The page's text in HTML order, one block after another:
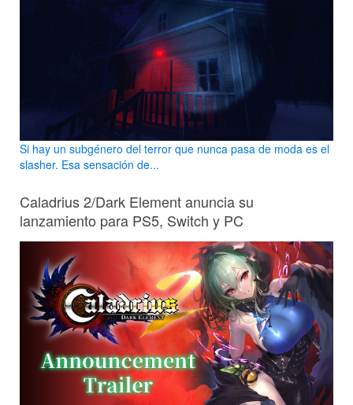
Si hay un subgénero del terror que nunca pasa de moda es el
slasher. Esa sensación de...
Caladrius 2/Dark Element anuncia su
lanzamiento para PS5, Switch y PC